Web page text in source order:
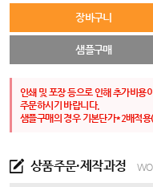
장바구니
샘플구매
인쇄 및 포장 등으로 인해 추가비용
주문하시기 바랍니다.
샘플구매의 경우 기본단가*2배적
상품주문·제작과정